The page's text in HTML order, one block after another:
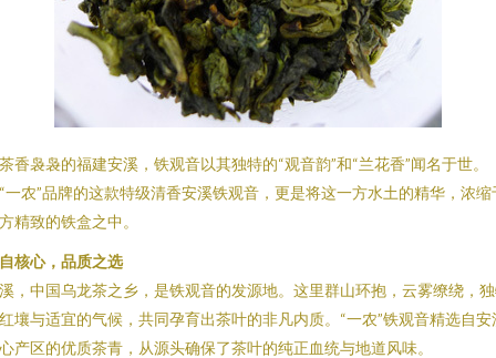
香袅袅的福建安溪，铁观音以其独特的“观音韵”和“兰花香”闻名于世。
一农”品牌的这款特级清香安溪铁观音，更是将这一方水土的精华，浓缩
精致的铁盒之中。
核心，品质之选
，中国乌龙茶之乡，是铁观音的发源地。这里群山环抱，云雾缭绕，
壤与适宜的气候，共同孕育出茶叶的非凡内质。“一农”铁观音精选自安
产区的优质茶青，从源头确保了茶叶的纯正血统与地道风味。